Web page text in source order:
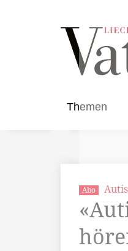
Themen
Abo